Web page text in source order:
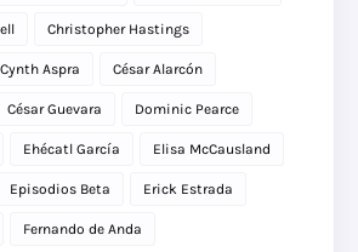
Christopher Hastings
Cynth Aspra César Alarcón
César Guevara Dominic Pearce
Ehécatl García Elisa McCausland
Episodios Beta Erick Estrada
Fernando de Anda